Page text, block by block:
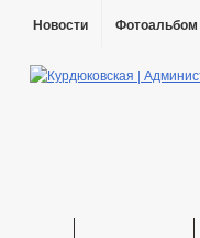
Новости Фотоальбом